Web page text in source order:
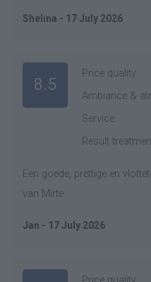
Shelina - 17 July 2026
8.5
Price quality
Ambiance &
Service
Result
Een goede, prettige en
van Mirte.
Jan - 17 July 2026